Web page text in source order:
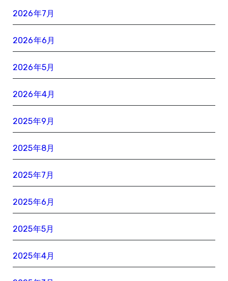
2026年7月
2026年6月
2026年5月
2026年4月
2025年9月
2025年8月
2025年7月
2025年6月
2025年5月
2025年4月